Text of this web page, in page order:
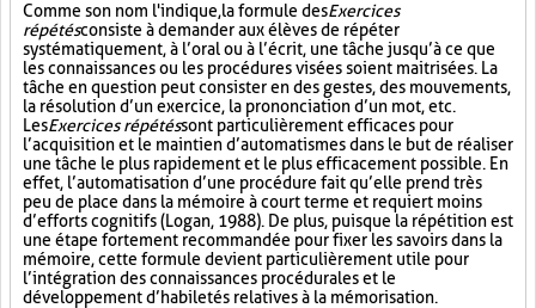
Comme son nom l'indique, la formule desExercices
répétésconsiste à demander aux élèves de répéter
systématiquement, à l’oral ou à l’écrit, une tâche jusqu’à ce que
les connaissances ou les procédures visées soient maitrisées. La
tâche en question peut consister en des gestes, des mouvements,
la résolution d’un exercice, la prononciation d’un mot, etc.
LesExercices répétéssont particulièrement efficaces pour
l’acquisition et le maintien d’automatismes dans le but de réaliser
une tâche le plus rapidement et le plus efficacement possible. En
effet, l’automatisation d’une procédure fait qu’elle prend très
peu de place dans la mémoire à court terme et requiert moins
d’efforts cognitifs (Logan, 1988). De plus, puisque la répétition est
une étape fortement recommandée pour fixer les savoirs dans la
mémoire, cette formule devient particulièrement utile pour
l’intégration des connaissances procédurales et le
développement d’habiletés relatives à la mémorisation.